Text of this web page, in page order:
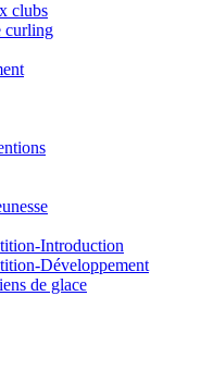
clubs
curling
Introduction
Développement
de glace